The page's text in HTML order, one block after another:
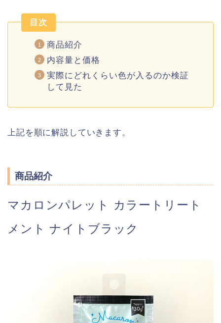
目次
商品紹介
内容量と価格
実際にどれくらい色が入るのか検証
して見た
上記を順に解説していきます。
商品紹介
マカロンパレット カラートリート
メント ナイトブラック